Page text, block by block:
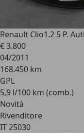
Renault Clio1.2 5 P.
€ 3.800
04/2011
168.450 km
GPL
5,9 l/100 km (comb.)
Novità
Rivenditore
IT 25030